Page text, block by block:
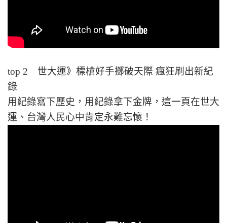
top 2 世大運》標槍好手擲破天際 瘋狂刷出新紀
錄
用紀錄寫下歷史，用紀錄拿下金牌，這一頁在世大
運、台灣人民心中肯定永難忘懷！